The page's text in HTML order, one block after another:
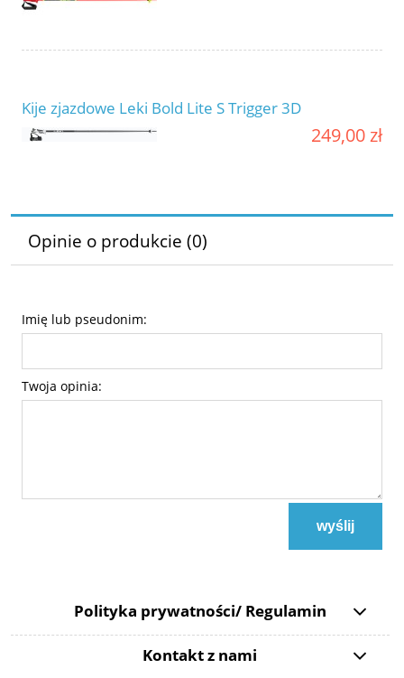
Kije zjazdowe Leki Bold Lite S Trigger 3D
249,00 zł
Opinie o produkcie (0)
Imię lub pseudonim:
Twoja opinia:
wyślij
Polityka prywatności/ Regulamin
Kontakt z nami